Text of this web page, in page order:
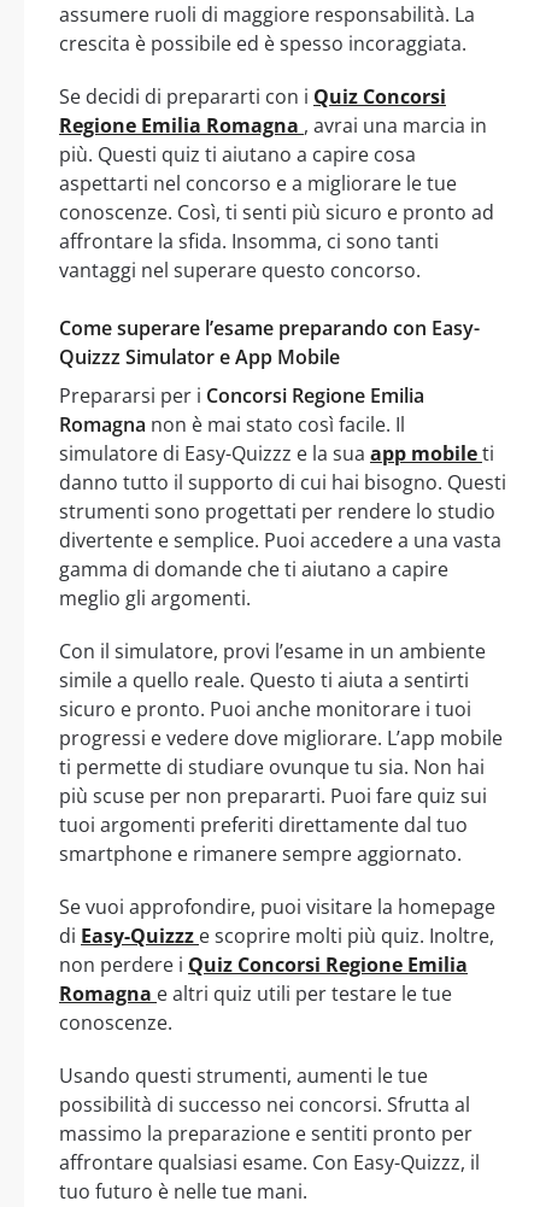
assumere ruoli di maggiore responsabilità. La
crescita è possibile ed è spesso incoraggiata.
Se decidi di prepararti con i Quiz Concorsi
Regione Emilia Romagna , avrai una marcia in
più. Questi quiz ti aiutano a capire cosa
aspettarti nel concorso e a migliorare le tue
conoscenze. Così, ti senti più sicuro e pronto ad
affrontare la sfida. Insomma, ci sono tanti
vantaggi nel superare questo concorso.
Come superare l’esame preparando con Easy-
Quizzz Simulator e App Mobile
Prepararsi per i Concorsi Regione Emilia
Romagna non è mai stato così facile. Il
simulatore di Easy-Quizzz e la sua app mobileti
danno tutto il supporto di cui hai bisogno. Questi
strumenti sono progettati per rendere lo studio
divertente e semplice. Puoi accedere a una vasta
gamma di domande che ti aiutano a capire
meglio gli argomenti.
Con il simulatore, provi l’esame in un ambiente
simile a quello reale. Questo ti aiuta a sentirti
sicuro e pronto. Puoi anche monitorare i tuoi
progressi e vedere dove migliorare. L’app mobile
ti permette di studiare ovunque tu sia. Non hai
più scuse per non prepararti. Puoi fare quiz sui
tuoi argomenti preferiti direttamente dal tuo
smartphone e rimanere sempre aggiornato.
Se vuoi approfondire, puoi visitare la homepage
di Easy-Quizzz e scoprire molti più quiz. Inoltre,
non perdere i Quiz Concorsi Regione Emilia
Romagna e altri quiz utili per testare le tue
conoscenze.
Usando questi strumenti, aumenti le tue
possibilità di successo nei concorsi. Sfrutta al
massimo la preparazione e sentiti pronto per
affrontare qualsiasi esame. Con Easy-Quizzz, il
tuo futuro è nelle tue mani.